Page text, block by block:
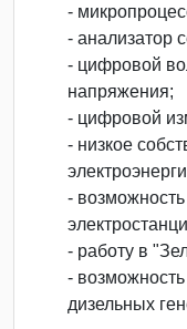
-
- анализатор
- цифровой
напряжения;
- цифровой
- низкое
-
- работу в
-
дизельных